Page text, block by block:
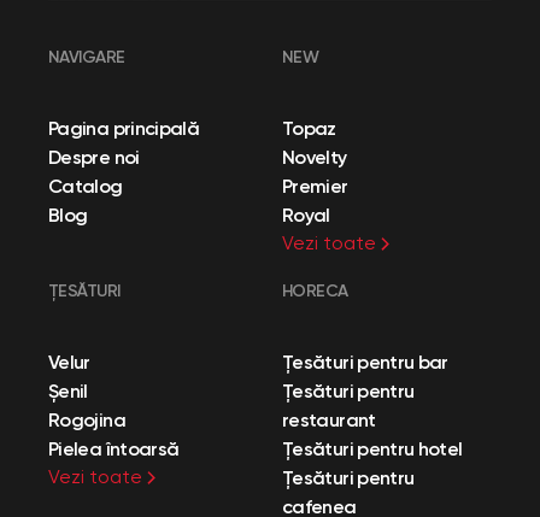
NAVIGARE
Pagina principală
Despre noi
Catalog
Blog
NEW
Topaz
Novelty
Premier
Royal
Vezi toate
ȚESĂTURI
Velur
Șenil
Rogojina
Pielea întoarsă
Vezi toate
HORECA
Țesături pentru bar
Țesături pentru
restaurant
Țesături pentru hotel
Țesături pentru
cafenea